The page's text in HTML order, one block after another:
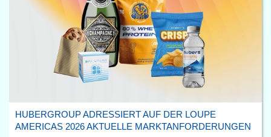
HUBERGROUP ADRESSIERT AUF DER LOUPE
AMERICAS 2026 AKTUELLE MARKTANFORDERUNGEN